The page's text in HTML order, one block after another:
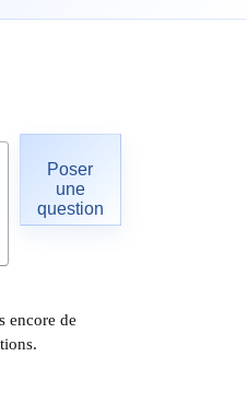
Poser
une
question
encore de